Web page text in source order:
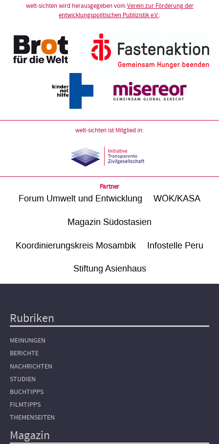
welt-sichten wird herausgegeben vom Verein zur Förderung der
entwicklungspolitischen Publizistik e.V.:
welt-sichten ist Mitglied in:
Partner
Forum Umwelt und Entwicklung WÖK/KASA
Magazin Südostasien
Koordinierungskreis Mosambik Infostelle Peru
Stiftung Asienhaus
Hauptnavigation
Rubriken
MEINUNGEN
BERICHTE
NACHRICHTEN
STUDIEN
BUCHTIPPS
FILMTIPPS
THEMENSEITEN
Magazin